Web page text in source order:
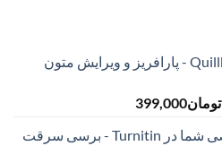
اکانت پرمیوم Quillbot - پارافریز و ویرایش متون
تومان399,000
تومان145,000
شارژ اکانت شخصی شما در Turnitin - برسی سرقت